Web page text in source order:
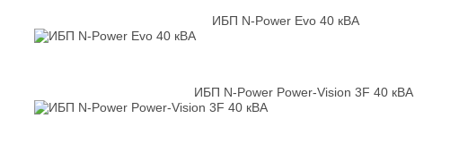
ИБП N-Power Evo 40 кВА
ИБП N-Power Power-Vision 3F 40 кВА